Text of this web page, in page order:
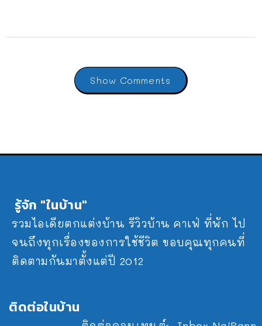
Show Comments
รู้จัก "ในบ้าน"
รวมไอเดียตกแต่งบ้าน รีวิวบ้าน คาเฟ่ ที่พัก ไป
จนถึงทุกเรื่องของการใช้ชีวิต ขอบคุณทุกคนที่
ติดตามกันมาตั้งแต่ปี 2012
ติดต่อในบ้าน